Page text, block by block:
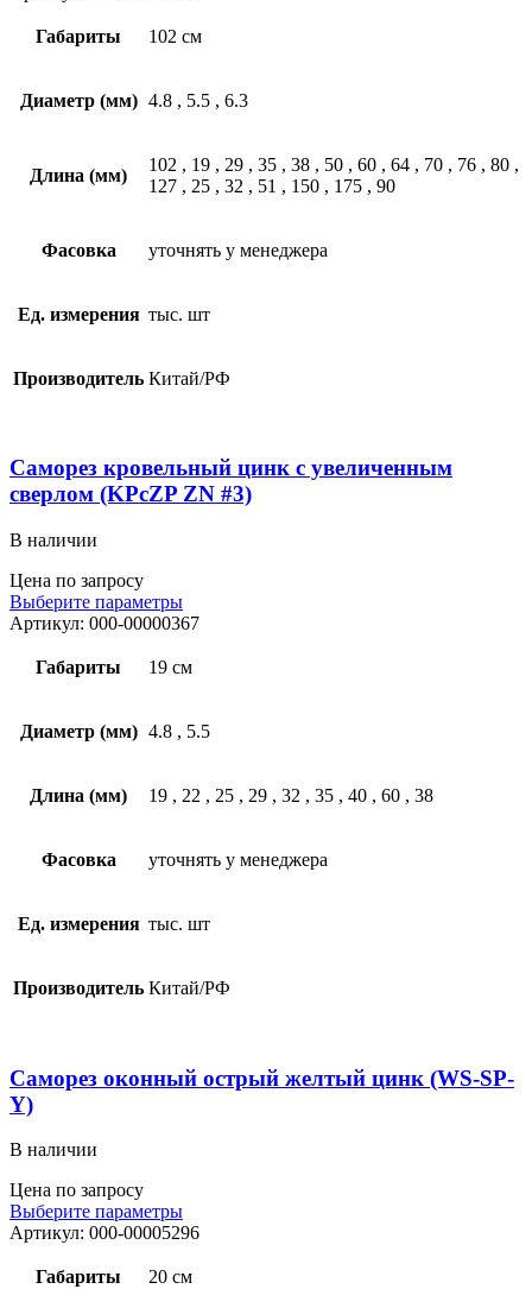
Габариты 102 см
Диаметр (мм) 4.8 , 5.5 , 6.3
Длина (мм)
102 , 19 , 29 , 35 , 38 , 50 , 60 , 64 , 70 , 76 , 80 ,
127 , 25 , 32 , 51 , 150 , 175 , 90
Фасовка уточнять у менеджера
Ед. измерения тыс. шт
Производитель Китай/РФ
Саморез кровельный цинк с увеличенным
сверлом (KPcZP ZN #3)
В наличии
Цена по запросу
Выберите параметры
Артикул: 000-00000367
Габариты 19 см
Диаметр (мм) 4.8 , 5.5
Длина (мм) 19 , 22 , 25 , 29 , 32 , 35 , 40 , 60 , 38
Фасовка уточнять у менеджера
Ед. измерения тыс. шт
Производитель Китай/РФ
Саморез оконный острый желтый цинк (WS-SP-
Y)
В наличии
Цена по запросу
Выберите параметры
Артикул: 000-00005296
Габариты 20 см